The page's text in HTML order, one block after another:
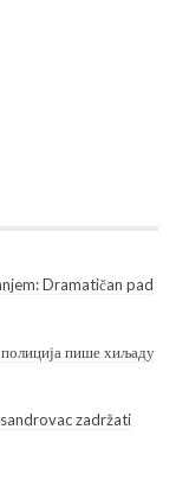
Dramatičan pad
пише хиљаду
zadržati